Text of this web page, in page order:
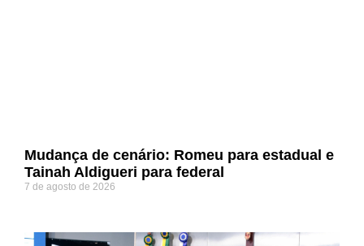
Mudança de cenário: Romeu para estadual e
Tainah Aldigueri para federal
7 de agosto de 2026